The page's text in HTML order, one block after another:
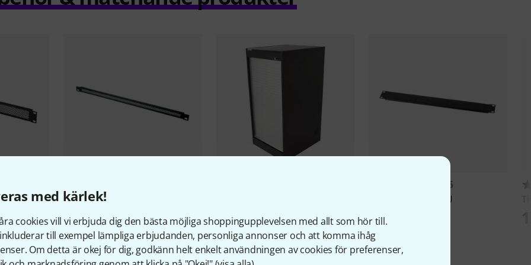
med kärlek!
cookies vill vi erbjuda dig den bästa möjliga shoppingupplevelsen med allt som hör till.
till exempel lämpliga erbjudanden, personliga annonser och att komma ihåg
Om detta är okej för dig, godkänn helt enkelt användningen av cookies för preferenser,
Plate
Adam Hall
61 kr 6 399 kr
1115
Rack Panel 1U
46 kr